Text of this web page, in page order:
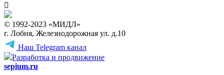
© 1992-2023 «МИДЛ»
г. Лобня, Железнодорожная ул. д.10
Наш Telegram канал
Разработка и продвижение
sepium.ru